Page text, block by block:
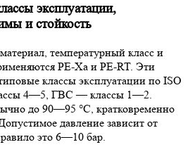
эксплуатации,
и стойкость
температурный класс и
PE-Xa и PE-RT. Эти
классы эксплуатации по ISO
4—5, ГВС — классы 1—2.
до 90—95 °C, кратковременно
давление зависит от
это 6—10 бар.